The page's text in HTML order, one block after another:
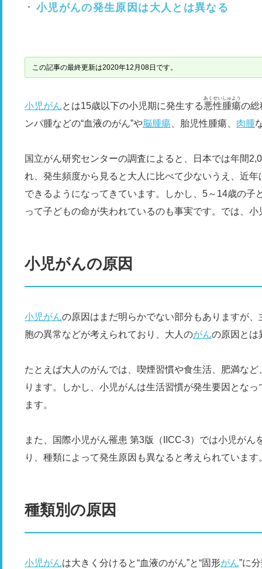
小児がんの発生原因は大人とは異なる
この記事の最終更新は2020年12月08日です。
小児がんとは15歳以下の小児期に発生する悪性腫瘍
あくせいしゅよう
の総
ンパ腫などの“血液のがん”や脳腫瘍 、胎児性腫瘍、 肉腫
国立がん研究センターの調査によると、日本では年間
れ、発生頻度から見ると大人に比べて少ないうえ、近
できるようになってきています。しかし、5～14歳の子
って子どもの命が失われているのも事実です。では、
小児がんの原因
小児がんの原因はまだ明らかでない部分もありますが
胞の異常などが考えられており、大人のがんの原因とは
たとえば大人のがんでは、喫煙習慣や食生活、肥満な
ります。しかし、小児がんは生活習慣が発生要因とな
ます。
また、国際小児がん罹患 第3版（IICC-3）では小児が
り、種類によって発生原因も異なると考えられています
種類別の原因
小児がんは大きく分けると“血液のがん”と“固形がん”に